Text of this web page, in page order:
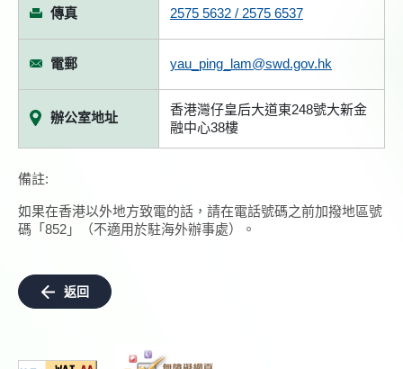
傳真 2575 5632 / 2575 6537
電郵 yau_ping_lam@swd.gov.hk
辦公室地址
香港灣仔皇后大道東248號大新金
融中心38樓
備註:
如果在香港以外地方致電的話，請在電話號碼之前加撥地區號
碼「852」（不適用於駐海外辦事處）。
返回